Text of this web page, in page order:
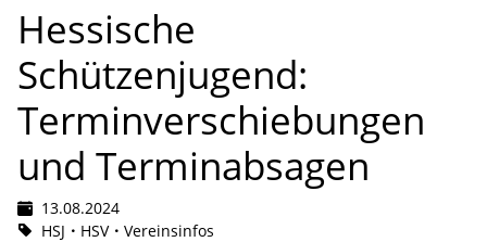
Hessische
Schützenjugend:
Terminverschiebungen
und Terminabsagen
13.08.2024
HSJ
HSV Vereinsinfos